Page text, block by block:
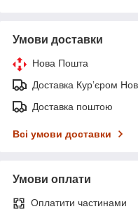
Умови доставки
Нова Пошта
Доставка Курʼєром
Доставка поштою
Всі умови доставки
Умови оплати
Оплатити частинами